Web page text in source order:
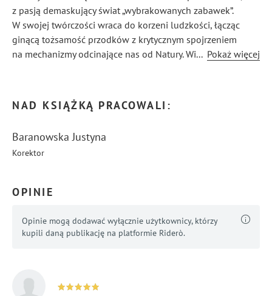
z pasją demaskujący świat „wybrakowanych zabawek”.
W swojej twórczości wraca do korzeni ludzkości, łącząc
ginącą tożsamość przodków z krytycznym spojrzeniem
na mechanizmy odcinające nas od Natury. Wierzy,
... Pokaż więcej
NAD KSIĄŻKĄ PRACOWALI:
Baranowska Justyna
Korektor
OPINIE
Opinie mogą dodawać wyłącznie użytkownicy, którzy
kupili daną publikację na platformie Riderò.